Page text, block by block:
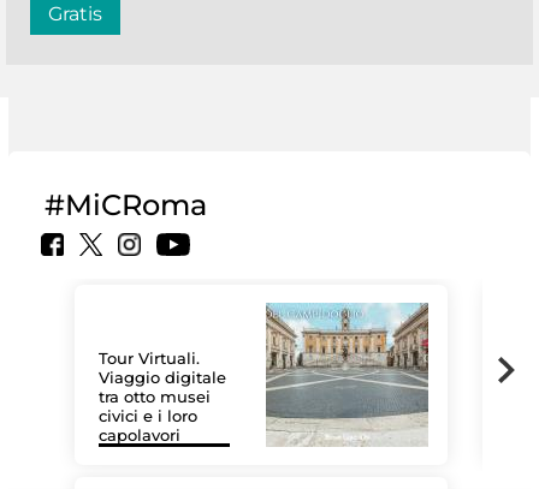
Gratis
#MiCRoma
Tour Virtuali.
Viaggio digitale
tra otto musei
civici e i loro
capolavori